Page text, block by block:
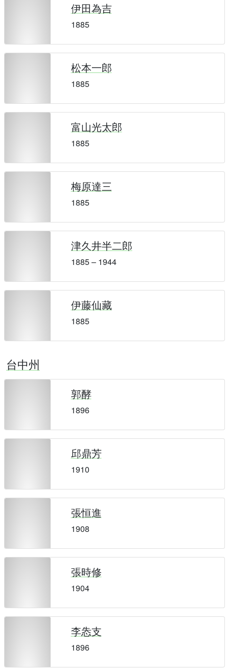
伊田為吉
1885
松本一郎
1885
富山光太郎
1885
梅原達三
1885
津久井半二郎
1885 – 1944
伊藤仙藏
1885
台中州
郭酵
1896
邱鼎芳
1910
張恒進
1908
張時修
1904
李怣支
1896